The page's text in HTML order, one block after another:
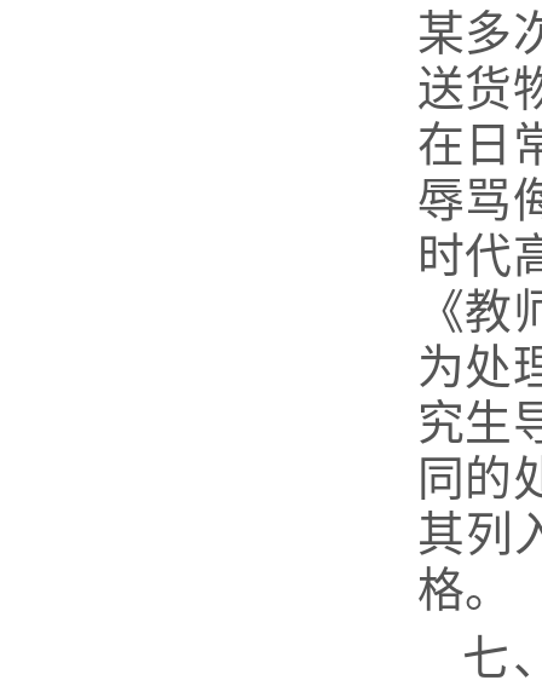
某多
送货
在日
辱骂
时代
《
为处
究生
同的
其列
格。
七